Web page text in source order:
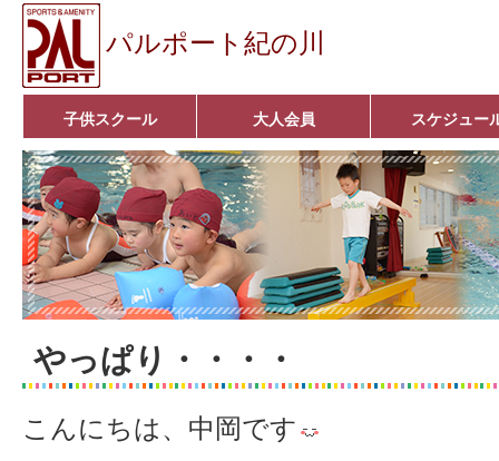
パルポート紀の川
子供スクール
ベビーコース
幼児コース
小学生コース
育成コース
選手コース
キッズパーク(体操教室)
子どもダンス教室
■入会案内■
大人会員
アクア悠々クラブ
いきいきコース
■入会案内■
スケジュー
やっぱり・・・・
こんにちは、中岡です